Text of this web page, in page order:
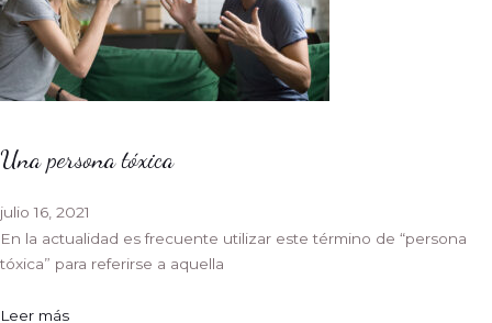
Una persona tóxica
julio 16, 2021
En la actualidad es frecuente utilizar este término de “persona
tóxica” para referirse a aquella
Leer más